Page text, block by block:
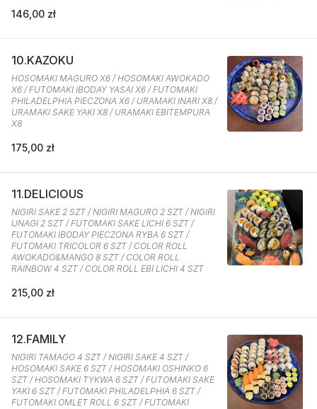
146,00 zł
10.KAZOKU
HOSOMAKI MAGURO X6 / HOSOMAKI AWOKADO
X6 / FUTOMAKI IBODAY YASAI X6 / FUTOMAKI
PHILADELPHIA PIECZONA X6 / URAMAKI INARI X8 /
URAMAKI SAKE YAKI X8 / URAMAKI EBITEMPURA
X8
175,00 zł
11.DELICIOUS
NIGIRI SAKE 2 SZT / NIGIRI MAGURO 2 SZT / NIGIRI
UNAGI 2 SZT / FUTOMAKI SAKE LICHI 6 SZT /
FUTOMAKI IBODAY PIECZONA RYBA 6 SZT /
FUTOMAKI TRICOLOR 6 SZT / COLOR ROLL
AWOKADO&MANGO 8 SZT / COLOR ROLL
RAINBOW 4 SZT / COLOR ROLL EBI LICHI 4 SZT
215,00 zł
12.FAMILY
NIGIRI TAMAGO 4 SZT / NIGIRI SAKE 4 SZT /
HOSOMAKI SAKE 6 SZT / HOSOMAKI OSHINKO 6
SZT / HOSOMAKI TYKWA 6 SZT / FUTOMAKI SAKE
YAKI 6 SZT / FUTOMAKI PHILADELPHIA 6 SZT /
FUTOMAKI OMLET ROLL 6 SZT / FUTOMAKI